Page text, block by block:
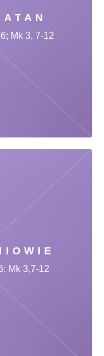
Mk 3, 7-12
Mk 3,7-12